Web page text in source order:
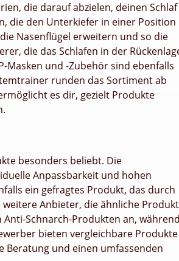
die darauf abzielen, deinen Schlaf
die den Unterkiefer in einer Position
Nasenflügel erweitern und so die
die das Schlafen in der
Masken und -Zubehör sind ebenfalls
runden das Sortiment ab
es dir, gezielt Produkte
besonders beliebt. Die
Anpassbarkeit und hohen
ein gefragtes Produkt, das durch
Anbieter, die ähnliche
Schnarch-Produkten an,
bieten vergleichbare Produkte
Beratung und einen umfassenden